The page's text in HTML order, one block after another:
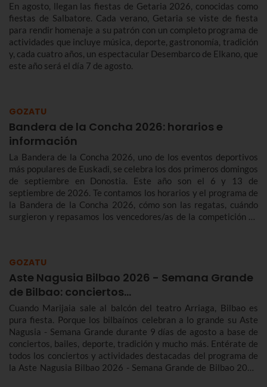
En agosto, llegan las fiestas de Getaria 2026, conocidas como
fiestas de Salbatore. Cada verano, Getaria se viste de fiesta
para rendir homenaje a su patrón con un completo programa de
actividades que incluye música, deporte, gastronomía, tradición
y, cada cuatro años, un espectacular Desembarco de Elkano, que
este año será el día 7 de agosto.
GOZATU
Bandera de la Concha 2026: horarios e
información
La Bandera de la Concha 2026, uno de los eventos deportivos
más populares de Euskadi, se celebra los dos primeros domingos
de septiembre en Donostia. Este año son el 6 y 13 de
septiembre de 2026. Te contamos los horarios y el programa de
la Bandera de la Concha 2026, cómo son las regatas, cuándo
surgieron y repasamos los vencedores/as de la competición de
GOZATU
Aste Nagusia Bilbao 2026 - Semana Grande
de Bilbao: conciertos…
Cuando Marijaia sale al balcón del teatro Arriaga, Bilbao es
pura fiesta. Porque los bilbaínos celebran a lo grande su Aste
Nagusia - Semana Grande durante 9 días de agosto a base de
conciertos, bailes, deporte, tradición y mucho más. Entérate de
todos los conciertos y actividades destacadas del programa de
la Aste Nagusia Bilbao 2026 - Semana Grande de Bilbao 2026